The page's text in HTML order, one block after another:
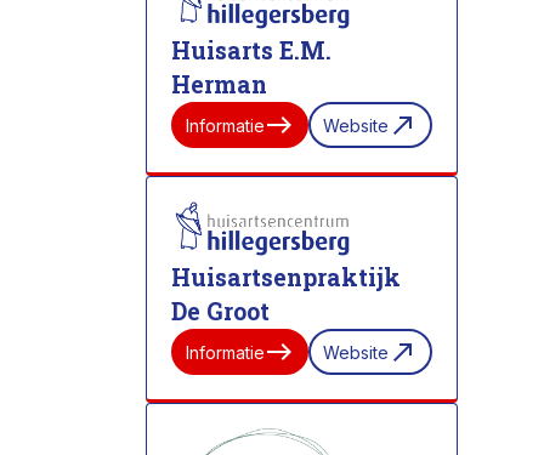
Huisarts E.M.
Herman
Informatieeast Website north_east
Huisartsenpraktijk
De Groot
Informatieeast Website north_east